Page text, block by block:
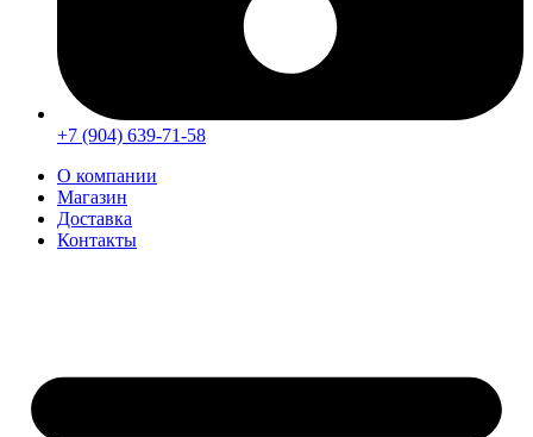
+7 (904) 639-71-58
О компании
Магазин
Доставка
Контакты